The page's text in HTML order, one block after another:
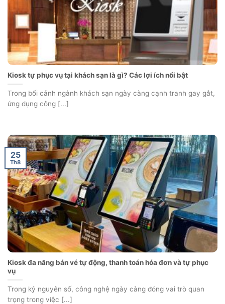
Kiosk tự phục vụ tại khách sạn là gì? Các lợi ích nổi bật
Trong bối cảnh ngành khách sạn ngày càng cạnh tranh gay gắt,
ứng dụng công [...]
Kiosk đa năng bán vé tự động, thanh toán hóa đơn và tự phục
vụ
Trong kỷ nguyên số, công nghệ ngày càng đóng vai trò quan
trọng trong việc [...]
25
Th8